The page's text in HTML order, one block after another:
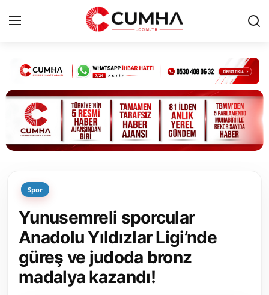
Kurumsal
Cumhurbaşkanlığı
Bakanlıklar
Siyasi Partiler
Yerel Yönetimler
Mülki İdare
Toplum ve Yaşam
Spor
Yunusemreli sporcular
Anadolu Yıldızlar Ligi’nde
güreş ve judoda bronz
madalya kazandı!